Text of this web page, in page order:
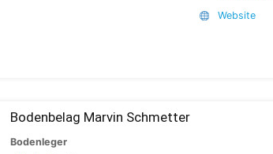
Website
Bodenbelag Marvin Schmetter
Bodenleger